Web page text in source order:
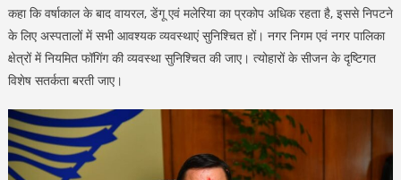
कहा कि वर्षाकाल के बाद वायरल, डेंगू एवं मलेरिया का प्रकोप अधिक रहता है, इससे निपटने
के लिए अस्पतालों में सभी आवश्यक व्यवस्थाएं सुनिश्चित हों। नगर निगम एवं नगर पालिका
क्षेत्रों में नियमित फॉगिंग की व्यवस्था सुनिश्चित की जाए। त्योहारों के सीजन के दृष्टिगत
विशेष सतर्कता बरती जाए।